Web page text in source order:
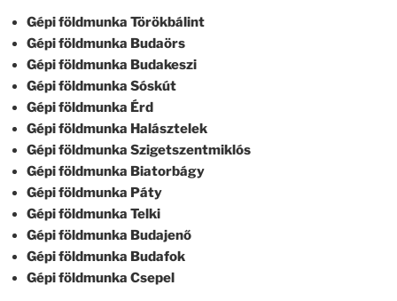
Gépi földmunka Törökbálint
Gépi földmunka Budaörs
Gépi földmunka Budakeszi
Gépi földmunka Sóskút
Gépi földmunka Érd
Gépi földmunka Halásztelek
Gépi földmunka Szigetszentmiklós
Gépi földmunka Biatorbágy
Gépi földmunka Páty
Gépi földmunka Telki
Gépi földmunka Budajenő
Gépi földmunka Budafok
Gépi földmunka Csepel